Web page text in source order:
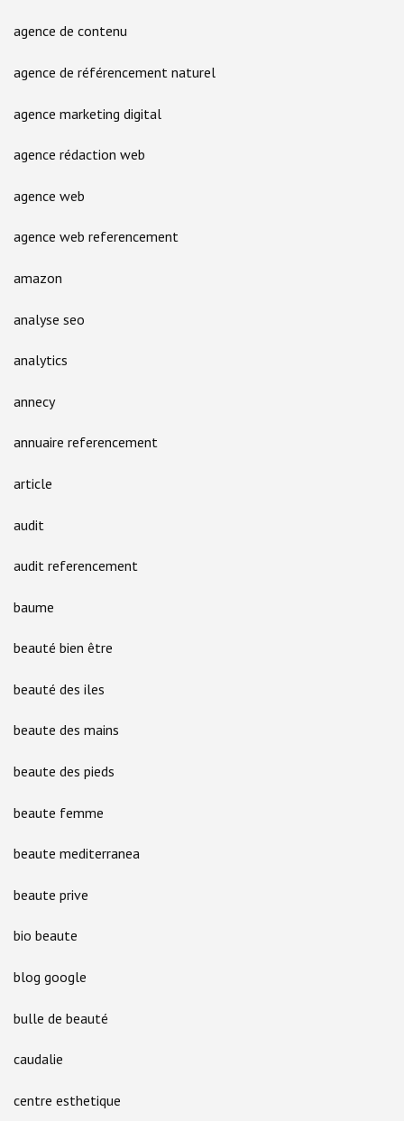
agence de contenu
agence de référencement naturel
agence marketing digital
agence rédaction web
agence web
agence web referencement
amazon
analyse seo
analytics
annecy
annuaire referencement
article
audit
audit referencement
baume
beauté bien être
beauté des iles
beaute des mains
beaute des pieds
beaute femme
beaute mediterranea
beaute prive
bio beaute
blog google
bulle de beauté
caudalie
centre esthetique